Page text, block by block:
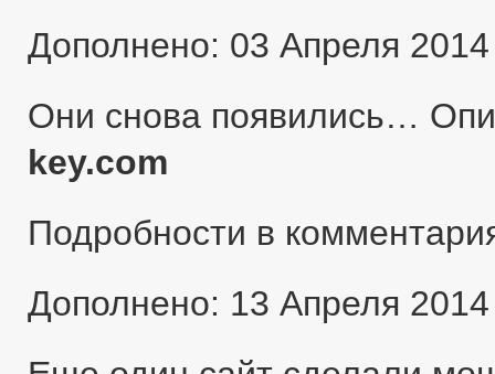
Дополнено: 03 Апреля 2014
Они снова появились…
key.com
Подробности в
Дополнено: 13 Апреля 2014